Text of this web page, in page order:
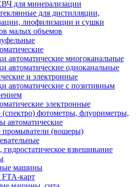
для минерализации
для дистилляции,
лиофилизации и сушки
малых объемов
автоматические многоканальные
автоматические одноканальные
и электронные
автоматические с позитивным
электронные
фотометры, флуориметры,
автоматические
(вошеры)
взвешивание
машины
карт